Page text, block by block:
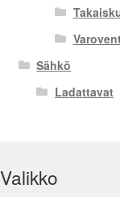
Sähkö
Ladattavat
Valikko